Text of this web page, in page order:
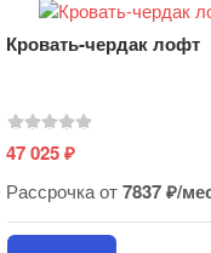
Кровать-чердак лофт
47 025₽
Рассрочка от7837 ₽/